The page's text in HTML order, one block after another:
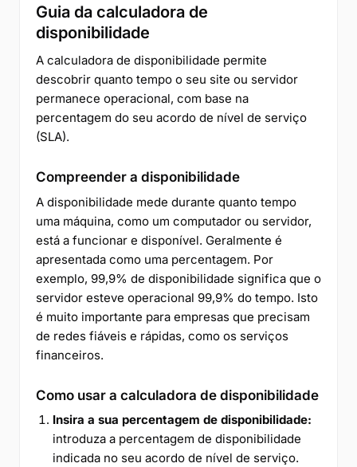
Guia da calculadora de
disponibilidade
A calculadora de disponibilidade permite
descobrir quanto tempo o seu site ou servidor
permanece operacional, com base na
percentagem do seu acordo de nível de serviço
(SLA).
Compreender a disponibilidade
A disponibilidade mede durante quanto tempo
uma máquina, como um computador ou servidor,
está a funcionar e disponível. Geralmente é
apresentada como uma percentagem. Por
exemplo, 99,9% de disponibilidade significa que o
servidor esteve operacional 99,9% do tempo. Isto
é muito importante para empresas que precisam
de redes fiáveis e rápidas, como os serviços
financeiros.
Como usar a calculadora de disponibilidade
Insira a sua percentagem de disponibilidade:
introduza a percentagem de disponibilidade
indicada no seu acordo de nível de serviço.